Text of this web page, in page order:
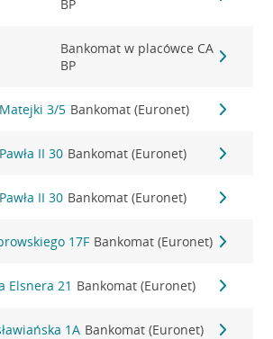
BP
Bankomat w placówce CA
BP
3/5 Bankomat (Euronet)
II 30 Bankomat (Euronet)
II 30 Bankomat (Euronet)
17F Bankomat (Euronet)
Elsnera 21 Bankomat (Euronet)
1A Bankomat (Euronet)